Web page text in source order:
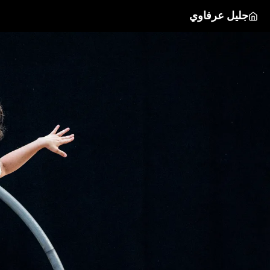
جليل عرفاوي